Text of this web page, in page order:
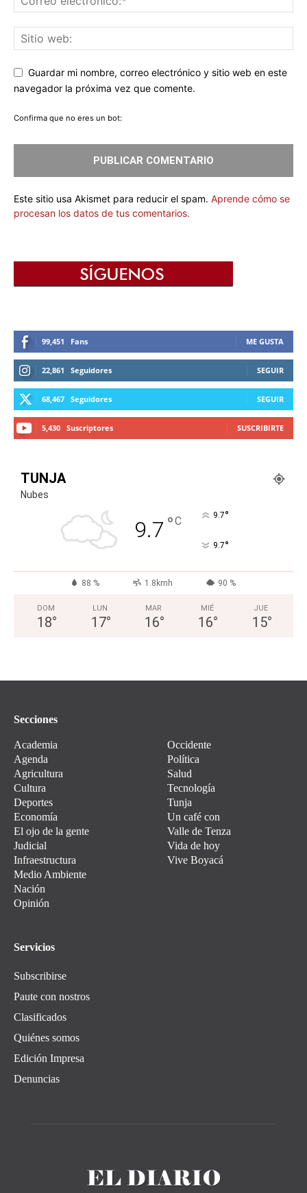
Guardar mi nombre, correo electrónico y sitio web en este
navegador la próxima vez que comente.
Confirma que no eres un bot:
Este sitio usa Akismet para reducir el spam. Aprende cómo se
procesan los datos de tus comentarios.
99,451 Fans ME GUSTA
22,861 Seguidores SEGUIR
68,467 Seguidores SEGUIR
5,430 Suscriptores SUSCRIBIRTE
TUNJA
Nubes
9.7 °C 9.7°
9.7°
88 % 1.8kmh 90 %
DOM
18°
LUN
17°
MAR
16°
MIÉ
16°
JUE
15°
Secciones
Academia
Agenda
Agricultura
Cultura
Deportes
Economía
El ojo de la gente
Judicial
Infraestructura
Medio Ambiente
Nación
Opinión
Occidente
Política
Salud
Tecnología
Tunja
Un café con
Valle de Tenza
Vida de hoy
Vive Boyacá
Servicios
Subscribirse
Paute con nostros
Clasificados
Quiénes somos
Edición Impresa
Denuncias